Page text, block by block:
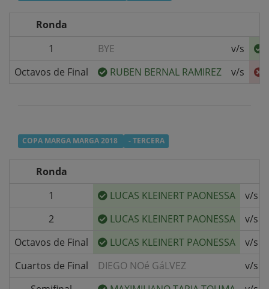
Ronda
1
BYE v/s
Octavos de Final
RUBEN BERNAL RAMIREZ v/s
COPA MARGA MARGA 2018 - TERCERA
Ronda
1
LUCAS KLEINERT PAONESSA v/s
2
LUCAS KLEINERT PAONESSA v/s
Octavos de Final
LUCAS KLEINERT PAONESSA v/s
Cuartos de Final
DIEGO NOé GáLVEZ
v/s